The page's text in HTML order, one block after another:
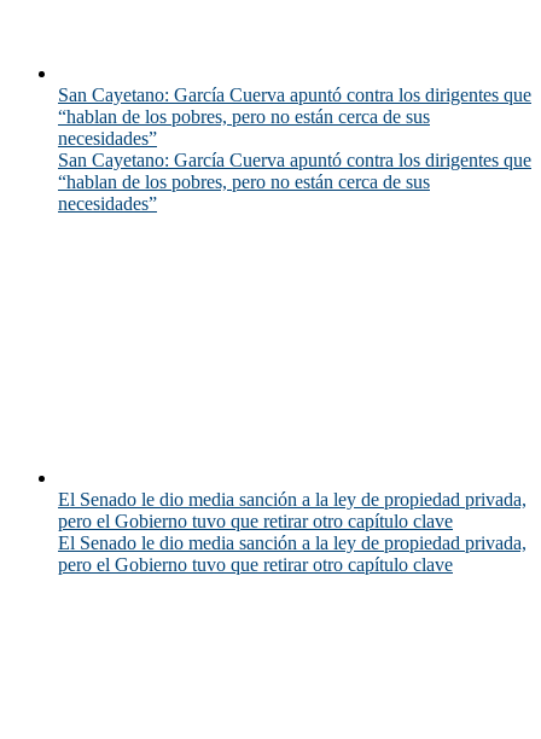
San Cayetano: García Cuerva apuntó contra los dirigentes que
“hablan de los pobres, pero no están cerca de sus
necesidades”
San Cayetano: García Cuerva apuntó contra los dirigentes que
“hablan de los pobres, pero no están cerca de sus
necesidades”
El Senado le dio media sanción a la ley de propiedad privada,
pero el Gobierno tuvo que retirar otro capítulo clave
El Senado le dio media sanción a la ley de propiedad privada,
pero el Gobierno tuvo que retirar otro capítulo clave